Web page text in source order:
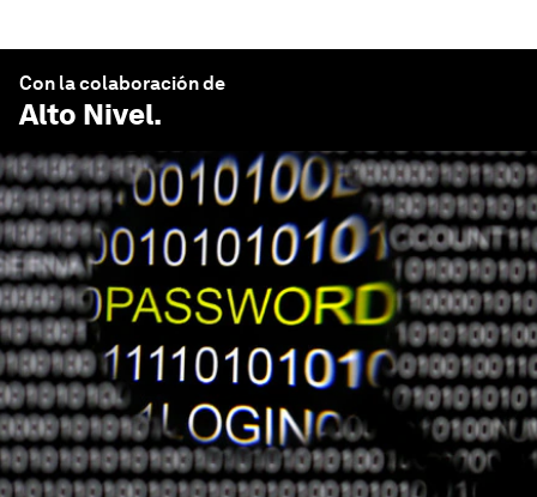
Con la colaboración de
Alto Nivel.